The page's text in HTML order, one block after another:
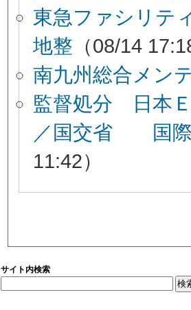
東急ファシリテ
地整 （08/14
南九州総合メン
監督処分 日本
／国交省 国際
11:42）
サイト内検索